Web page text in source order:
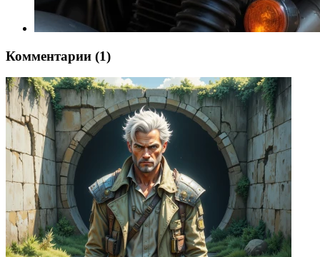
Комментарии (1)